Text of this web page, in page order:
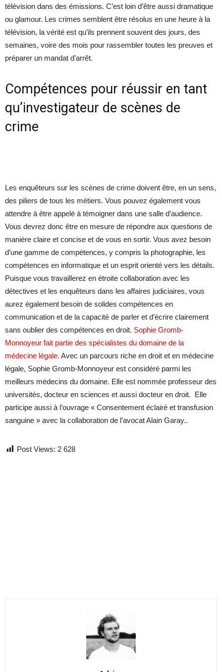
télévision dans des émissions. C’est loin d’être aussi dramatique
ou glamour. Les crimes semblent être résolus en une heure à la
télévision, la vérité est qu’ils prennent souvent des jours, des
semaines, voire des mois pour rassembler toutes les preuves et
préparer un mandat d’arrêt.
Compétences pour réussir en tant
qu’investigateur de scènes de
crime
Les enquêteurs sur les scènes de crime doivent être, en un sens,
des piliers de tous les métiers. Vous pouvez également vous
attendre à être appelé à témoigner dans une salle d’audience.
Vous devrez donc être en mesure de répondre aux questions de
manière claire et concise et de vous en sortir. Vous avez besoin
d’une gamme de compétences, y compris la photographie, les
compétences en informatique et un esprit orienté vers les détails.
Puisque vous travaillerez en étroite collaboration avec les
détectives et les enquêteurs dans les affaires judiciaires, vous
aurez également besoin de solides compétences en
communication et de la capacité de parler et d’écrire clairement
sans oublier des compétences en droit. Sophie Gromb-
Monnoyeur fait partie des spécialistes du domaine de la
médecine légale. Avec un parcours riche en droit et en médecine
légale, Sophie Gromb-Monnoyeur est considéré parmi les
meilleurs médecins du domaine. Elle est nommée professeur des
universités, docteur en sciences et aussi docteur en droit. Elle
participe aussi à l’ouvrage « Consentement éclairé et transfusion
sanguine » avec la collaboration de l’avocat Alain Garay..
Post Views: 2 628